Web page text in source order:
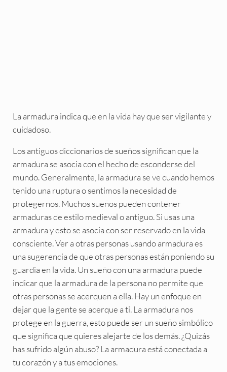
La armadura indica que en la vida hay que ser vigilante y
cuidadoso.
Los antiguos diccionarios de sueños significan que la
armadura se asocia con el hecho de esconderse del
mundo. Generalmente, la armadura se ve cuando hemos
tenido una ruptura o sentimos la necesidad de
protegernos. Muchos sueños pueden contener
armaduras de estilo medieval o antiguo. Si usas una
armadura y esto se asocia con ser reservado en la vida
consciente. Ver a otras personas usando armadura es
una sugerencia de que otras personas están poniendo su
guardia en la vida. Un sueño con una armadura puede
indicar que la armadura de la persona no permite que
otras personas se acerquen a ella. Hay un enfoque en
dejar que la gente se acerque a ti. La armadura nos
protege en la guerra, esto puede ser un sueño simbólico
que significa que quieres alejarte de los demás. ¿Quizás
has sufrido algún abuso? La armadura está conectada a
tu corazón y a tus emociones.